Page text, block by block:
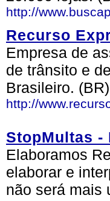
http://
Recurso
Empresa de
de trânsito e
Brasileiro. (BR)
http://
StopMultas -
Elaboramos
elaborar e
não será mais